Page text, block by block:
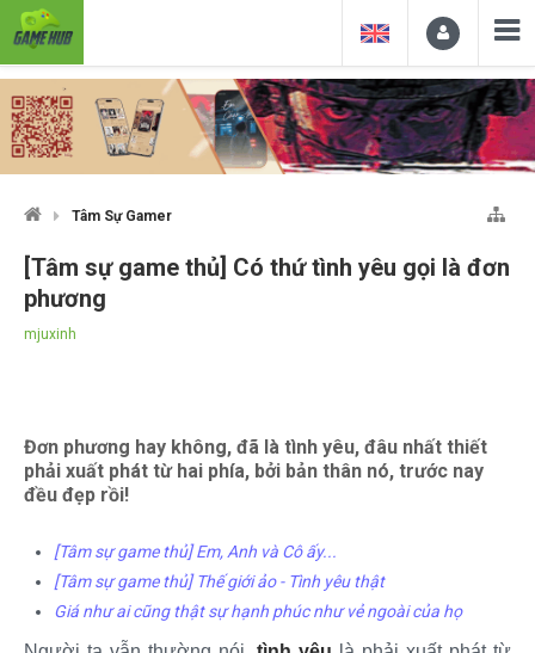
Tâm Sự Gamer
[Tâm sự game thủ] Có thứ tình yêu gọi là đơn
phương
mjuxinh
Đơn phương hay không, đã là tình yêu, đâu nhất thiết
phải xuất phát từ hai phía, bởi bản thân nó, trước nay
đều đẹp rồi!
[Tâm sự game thủ] Em, Anh và Cô ấy...
[Tâm sự game thủ] Thế giới ảo - Tình yêu thật
Giá như ai cũng thật sự hạnh phúc như vẻ ngoài của họ